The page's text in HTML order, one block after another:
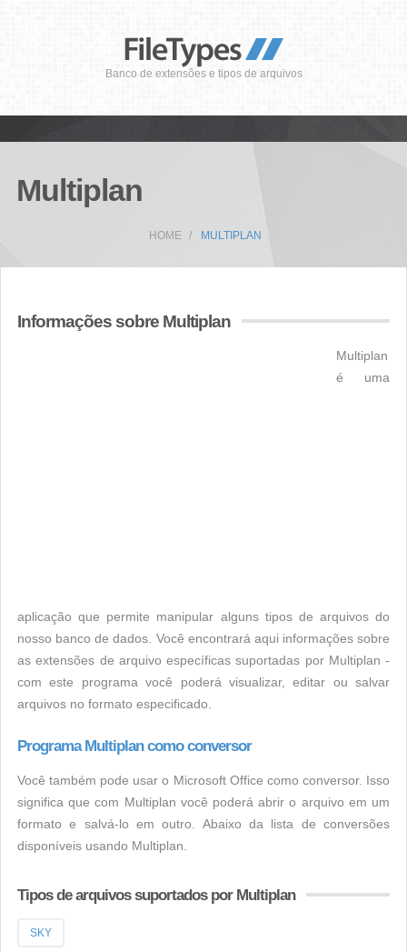
Banco de extensões e tipos de arquivos
Multiplan
HOME MULTIPLAN
Informações sobre Multiplan
Multiplan
é uma
aplicação que permite manipular alguns tipos de arquivos do
nosso banco de dados. Você encontrará aqui informações sobre
as extensões de arquivo específicas suportadas por Multiplan -
com este programa você poderá visualizar, editar ou salvar
arquivos no formato especificado.
Programa Multiplan como conversor
Você também pode usar o Microsoft Office como conversor. Isso
significa que com Multiplan você poderá abrir o arquivo em um
formato e salvá-lo em outro. Abaixo da lista de conversões
disponíveis usando Multiplan.
Tipos de arquivos suportados por Multiplan
SKY